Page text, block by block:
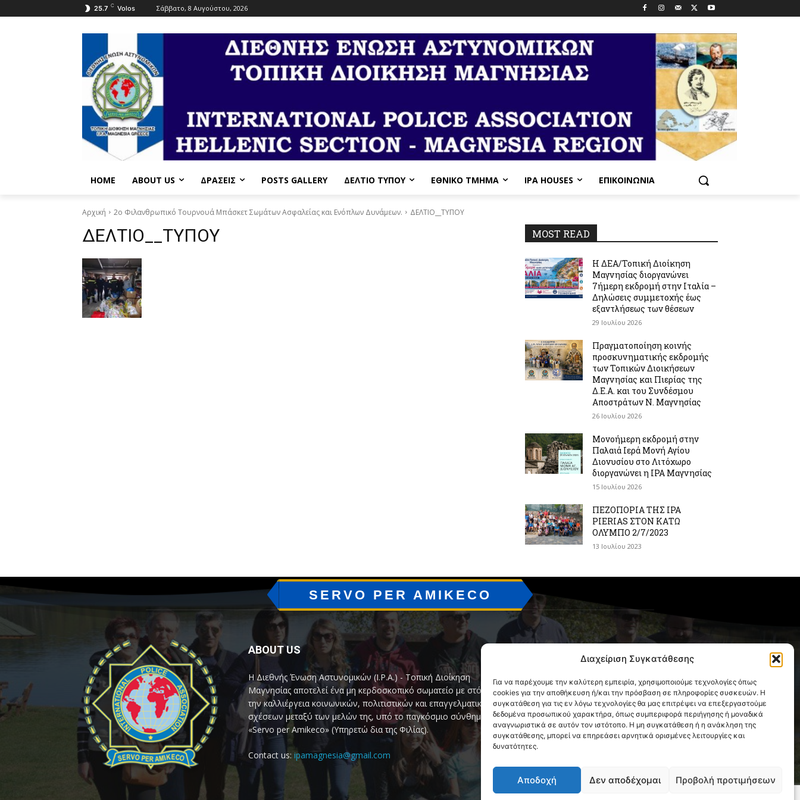
Διαχείριση Συγκατάθεσης
Για να παρέχουμε την καλύτερη εμπειρία, χρησιμοποιούμε τεχνολογίες όπως
cookies για την αποθήκευση ή/και την πρόσβαση σε πληροφορίες συσκευών. Η
συγκατάθεση για τις εν λόγω τεχνολογίες θα μας επιτρέψει να επεξεργαστούμε
δεδομένα προσωπικού χαρακτήρα, όπως συμπεριφορά περιήγησης ή μοναδικά
αναγνωριστικά σε αυτόν τον ιστότοπο. Η μη συγκατάθεση ή η ανάκληση της
συγκατάθεσης, μπορεί να επηρεάσει αρνητικά ορισμένες λειτουργίες και
δυνατότητες.
Αποδοχή Δεν αποδέχομαι Προβολή προτιμήσεων
25.7 C Volos Σάββατο, 8 Αυγούστου, 2026
HOME ABOUT US ΔΡΆΣΕΙΣ POSTS GALLERY ΔΕΛΤΙΟ ΤΥΠΟΥ ΕΘΝΙΚΌ ΤΜΉΜΑ IPA HOUSES ΕΠΙΚΟΙΝΩΝΊΑ
Αρχική 2ο Φιλανθρωπικό Τουρνουά Μπάσκετ Σωμάτων Ασφαλείας και Ενόπλων Δυνάμεων. ΔΕΛΤΙΟ__ΤΥΠΟΥ
ΔΕΛΤΙΟ__ΤΥΠΟΥ MOST READ
Η ΔΕΑ/Τοπική Διοίκηση
Μαγνησίας διοργανώνει
7ήμερη εκδρομή στην Ιταλία –
Δηλώσεις συμμετοχής έως
εξαντλήσεως των θέσεων
29 Ιουλίου 2026
Πραγματοποίηση κοινής
προσκυνηματικής εκδρομής
των Τοπικών Διοικήσεων
Μαγνησίας και Πιερίας της
Δ.Ε.Α. και του Συνδέσμου
Αποστράτων Ν. Μαγνησίας
26 Ιουλίου 2026
Μονοήμερη εκδρομή στην
Παλαιά Ιερά Μονή Αγίου
Διονυσίου στο Λιτόχωρο
διοργανώνει η IPA Μαγνησίας
15 Ιουλίου 2026
ΠΕΖΟΠΟΡΙΑ ΤΗΣ IPA
PIERIAS ΣΤΟΝ ΚΑΤΩ
ΟΛΥΜΠΟ 2/7/2023
13 Ιουλίου 2023
SERVO PER AMIKECO
ABOUT US
Η Διεθνής Ένωση Αστυνομικών (I.P.A.) - Τοπική Διοίκηση
Μαγνησίας αποτελεί ένα μη κερδοσκοπικό σωματείο με στόχο
την καλλιέργεια κοινωνικών, πολιτιστικών και επαγγελματικών
σχέσεων μεταξύ των μελών της, υπό το παγκόσμιο σύνθημα
«Servo per Amikeco» (Υπηρετώ δια της Φιλίας).
Contact us: ipamagnesia@gmail.com